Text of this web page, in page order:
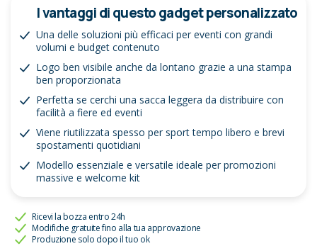
I vantaggi di questo gadget personalizzato
Una delle soluzioni più efficaci per eventi con grandi
volumi e budget contenuto
Logo ben visibile anche da lontano grazie a una stampa
ben proporzionata
Perfetta se cerchi una sacca leggera da distribuire con
facilità a fiere ed eventi
Viene riutilizzata spesso per sport tempo libero e brevi
spostamenti quotidiani
Modello essenziale e versatile ideale per promozioni
massive e welcome kit
Ricevi la bozza entro 24h
Modifiche gratuite fino alla tua approvazione
Produzione solo dopo il tuo ok